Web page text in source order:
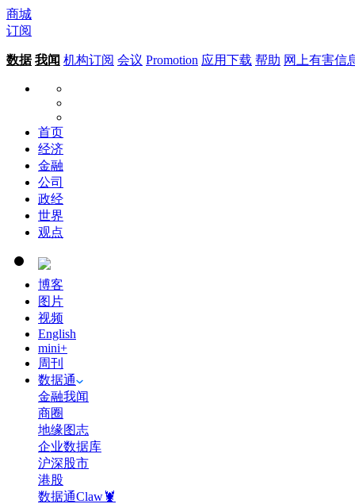
商城
订阅
数据 我闻 机构订阅 会议 Promotion 应用下载 帮助 网上有害信
首页
经济
金融
公司
政经
世界
观点
博客
图片
视频
English
mini+
周刊
数据通
金融我闻
商圈
地缘图志
企业数据库
沪深股市
港股
数据通Claw🦞